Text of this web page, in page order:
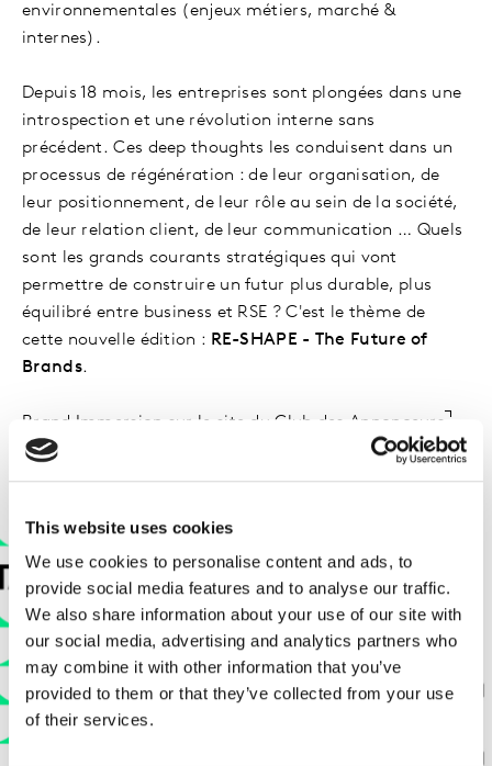
This website uses cookies
We use cookies to personalise content and ads, to
provide social media features and to analyse our traffic.
We also share information about your use of our site with
our social media, advertising and analytics partners who
may combine it with other information that you’ve
provided to them or that they’ve collected from your use
of their services.
environnementales (enjeux métiers, marché &
internes).
Depuis 18 mois, les entreprises sont plongées dans une
introspection et une révolution interne sans
précédent. Ces deep thoughts les conduisent dans un
processus de régénération : de leur organisation, de
leur positionnement, de leur rôle au sein de la société,
de leur relation client, de leur communication … Quels
sont les grands courants stratégiques qui vont
permettre de construire un futur plus durable, plus
équilibré entre business et RSE ? C'est le thème de
cette nouvelle édition : RE-SHAPE - The Future of
Brands.
Brand Immersion sur le site du Club des Annonceurs